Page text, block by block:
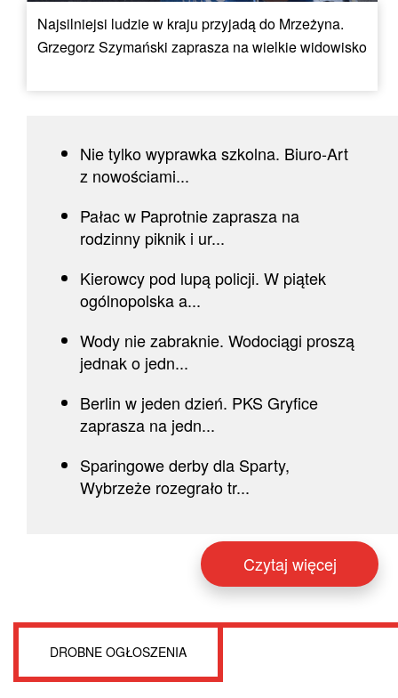
Najsilniejsi ludzie w kraju przyjadą do Mrzeżyna.
Grzegorz Szymański zaprasza na wielkie widowisko
Nie tylko wyprawka szkolna. Biuro-Art
z nowościami...
Pałac w Paprotnie zaprasza na
rodzinny piknik i ur...
Kierowcy pod lupą policji. W piątek
ogólnopolska a...
Wody nie zabraknie. Wodociągi proszą
jednak o jedn...
Berlin w jeden dzień. PKS Gryfice
zaprasza na jedn...
Sparingowe derby dla Sparty,
Wybrzeże rozegrało tr...
Czytaj więcej
DROBNE OGŁOSZENIA